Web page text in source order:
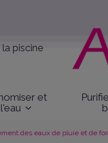
piscine
et
des eaux de pluie et de